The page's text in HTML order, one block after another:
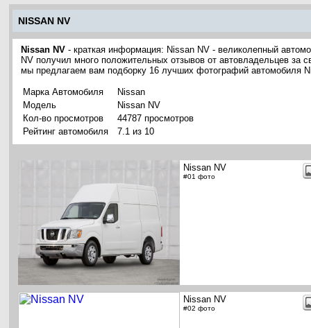
NISSAN NV
Nissan NV - краткая информация: Nissan NV - великолепный
NV получил много положительных отзывов от автовладельцев за
мы предлагаем вам подборку 16 лучших фотографий автомобиля
Марка Автомобиля
Nissan
Модель
Nissan NV
Кол-во просмотров
44787 просмотров
Рейтинг автомобиля
7.1 из 10
Nissan NV
#01 фото
Nissan NV
#02 фото